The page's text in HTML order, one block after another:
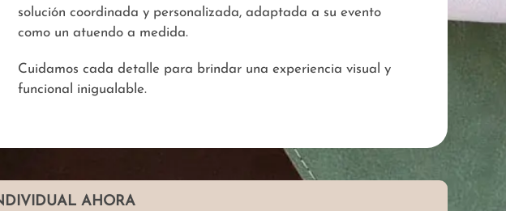
solución coordinada y personalizada, adaptada a su evento
como un atuendo a medida.
Cuidamos cada detalle para brindar una experiencia visual y
funcional inigualable.
AHORA